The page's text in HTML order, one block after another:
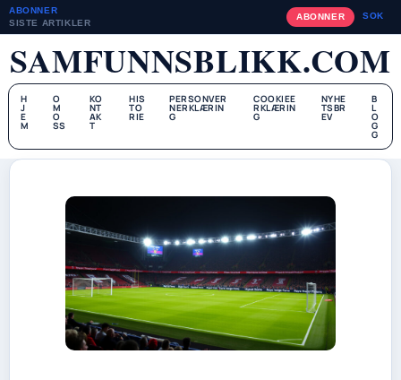
ABONNER
SISTE ARTIKLER
ABONNER SOK
SAMFUNNSBLIKK.COM
H
J
E
M
O
M
O
SS
KO
NT
AK
T
HIS
TO
RIE
PERSONVER
NERKLÆRIN
G
COOKIEE
RKLÆRIN
G
NYHE
TSBR
EV
B
L
O
G
G